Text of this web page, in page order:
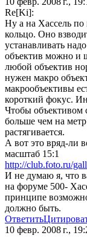
Re[Ki]:
Ну а на Хассель
кольцо. Оно
устанавливать
объектив можно и
любой объектив
нужен макро
макрообъективы
короткий фокус.
Чтобы объективом
больше чем на
растягивается.
А вот это вряд-ли
масштаб 15:1
http://club.foto.ru/
И не думаю я, что
на форуме 500-
принципе
должно быть.
Ответить
10 февр. 2008 г.,